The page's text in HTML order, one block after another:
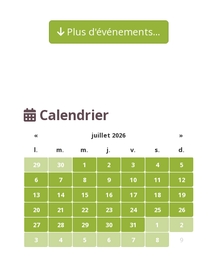
Plus d'événements…
Calendrier
« juillet 2026
»
l.
m. m. j. v. s.
d.
29
30 1 2 3 4
5
6
7 8 9 10 11
12
13
14 15 16 17 18
19
20
21 22 23 24 25
26
27
28 29 30 31 1
2
3
4 5 6 7 8 9